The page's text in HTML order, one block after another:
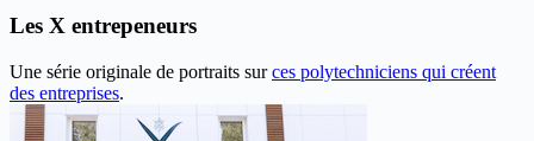
Les X entrepeneurs
Une série originale de portraits surces polytechniciens qui créent
des entreprises.